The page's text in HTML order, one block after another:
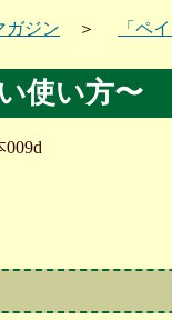
ガジン ＞ 「ペ
使い方〜